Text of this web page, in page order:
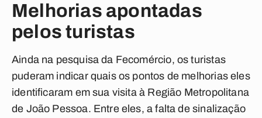
Melhorias apontadas
pelos turistas
Ainda na pesquisa da Fecomércio, os turistas
puderam indicar quais os pontos de melhorias eles
identificaram em sua visita à Região Metropolitana
de João Pessoa. Entre eles, a falta de sinalização